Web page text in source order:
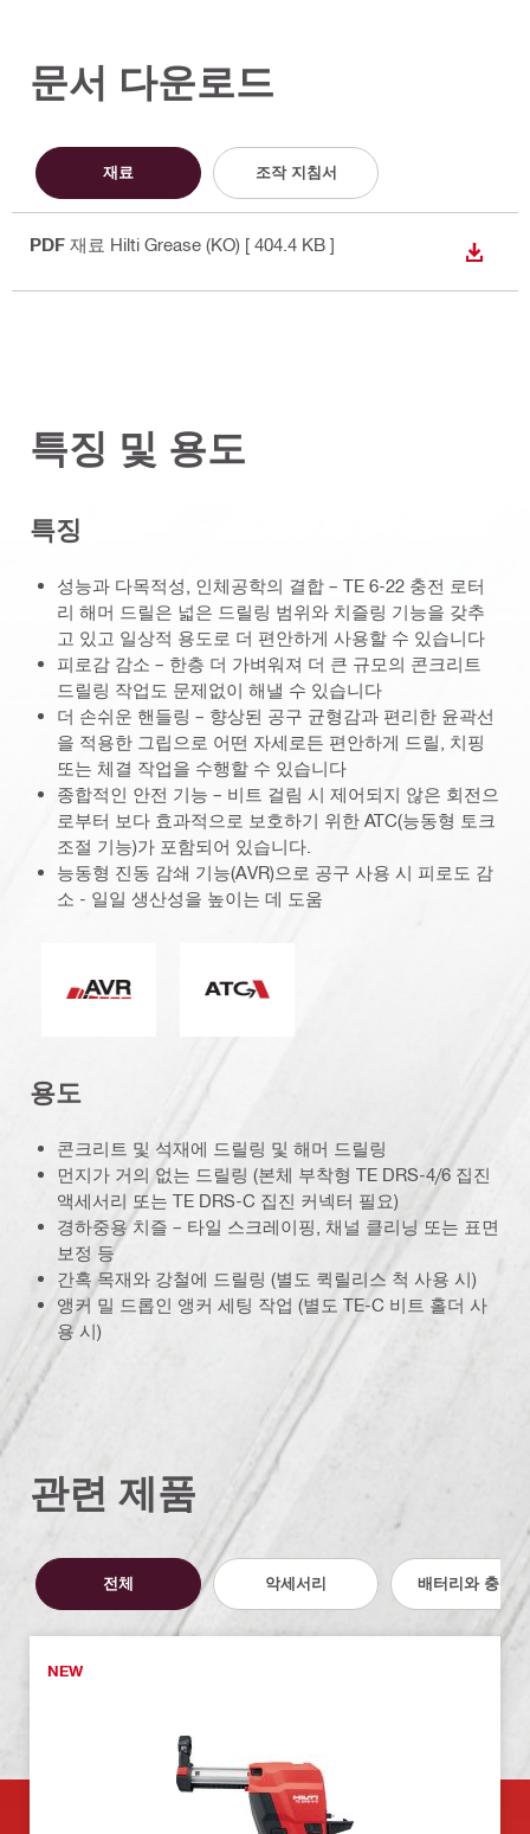
문서 다운로드
재료 조작 지침서
PDF 재료 Hilti Grease (KO) [ 404.4 KB ]
다운로
특징 및 용도
특징
성능과 다목적성, 인체공학의 결합 – TE 6-22 충전 로터
리 해머 드릴은 넓은 드릴링 범위와 치즐링 기능을 갖추
고 있고 일상적 용도로 더 편안하게 사용할 수 있습니다
피로감 감소 – 한층 더 가벼워져 더 큰 규모의 콘크리트
드릴링 작업도 문제없이 해낼 수 있습니다
더 손쉬운 핸들링 – 향상된 공구 균형감과 편리한 윤곽선
을 적용한 그립으로 어떤 자세로든 편안하게 드릴, 치핑
또는 체결 작업을 수행할 수 있습니다
종합적인 안전 기능 – 비트 걸림 시 제어되지 않은 회전으
로부터 보다 효과적으로 보호하기 위한 ATC(능동형 토크
조절 기능)가 포함되어 있습니다.
능동형 진동 감쇄 기능(AVR)으로 공구 사용 시 피로도 감
소 - 일일 생산성을 높이는 데 도움
용도
콘크리트 및 석재에 드릴링 및 해머 드릴링
먼지가 거의 없는 드릴링 (본체 부착형 TE DRS-4/6 집진
액세서리 또는 TE DRS-C 집진 커넥터 필요)
경하중용 치즐 – 타일 스크레이핑, 채널 클리닝 또는 표면
보정 등
간혹 목재와 강철에 드릴링 (별도 퀵릴리스 척 사용 시)
앵커 밀 드롭인 앵커 세팅 작업 (별도 TE-C 비트 홀더 사
용 시)
관련 제품
전체 악세서리 배터리와 충전기
NEW